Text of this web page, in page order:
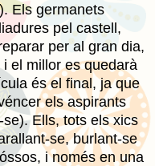
Els germanets
pel castell,
per al gran dia,
el millor es quedarà
és el final, ja que
els aspirants
se). Ells, tots els xics
se, burlant-se
i només en una